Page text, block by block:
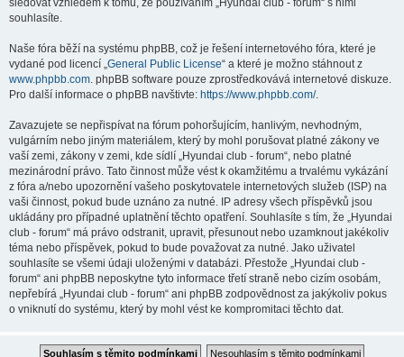
sledovat vzhledem k tomu, že používáním „Hyundai club - forum“ s nimi
souhlasíte.
Naše fóra běží na systému phpBB, což je řešení internetového fóra, které je
vydané pod licencí „General Public License“ a které je možno stáhnout z
www.phpbb.com. phpBB software pouze zprostředkovává internetové diskuze.
Pro další informace o phpBB navštivte: https://www.phpbb.com/.
Zavazujete se nepřispívat na fórum pohoršujícím, hanlivým, nevhodným,
vulgárním nebo jiným materiálem, který by mohl porušovat platné zákony ve
vaší zemi, zákony v zemi, kde sídlí „Hyundai club - forum“, nebo platné
mezinárodní právo. Tato činnost může vést k okamžitému a trvalému vykázání
z fóra a/nebo upozornění vašeho poskytovatele internetových služeb (ISP) na
vaši činnost, pokud bude uznáno za nutné. IP adresy všech příspěvků jsou
ukládány pro případné uplatnění těchto opatření. Souhlasíte s tím, že „Hyundai
club - forum“ má právo odstranit, upravit, přesunout nebo uzamknout jakékoliv
téma nebo příspěvek, pokud to bude považovat za nutné. Jako uživatel
souhlasíte se všemi údaji uloženými v databázi. Přestože „Hyundai club -
forum“ ani phpBB neposkytne tyto informace třetí straně nebo cizím osobám,
nepřebírá „Hyundai club - forum“ ani phpBB zodpovědnost za jakýkoliv pokus
o vniknutí do systému, který by mohl vést ke kompromitaci těchto dat.